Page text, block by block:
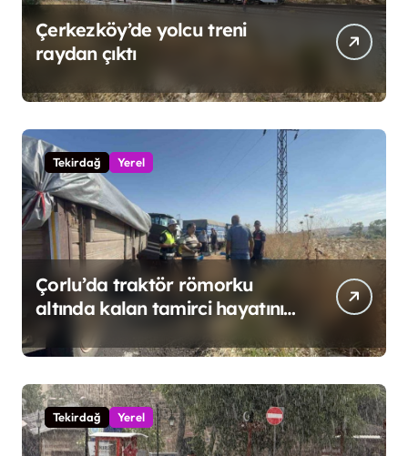
Çerkezköy’de yolcu treni
raydan çıktı
Tekirdağ Yerel
Çorlu’da traktör römorku
altında kalan tamirci hayatını
Tekirdağ Yerel